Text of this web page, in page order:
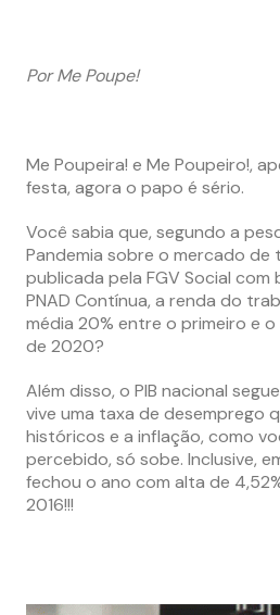
Por Me Poupe!
Me Poupeira! e Me Poupeiro!,
festa, agora o papo é sério.
Você sabia que, segundo a
Pandemia sobre o mercado de
publicada pela FGV Social com
PNAD Contínua, a renda do
média 20% entre o primeiro e
de 2020?
Além disso, o PIB nacional
vive uma taxa de desemprego
históricos e a inflação, como
percebido, só sobe. Inclusive,
fechou o ano com alta de
2016!!!